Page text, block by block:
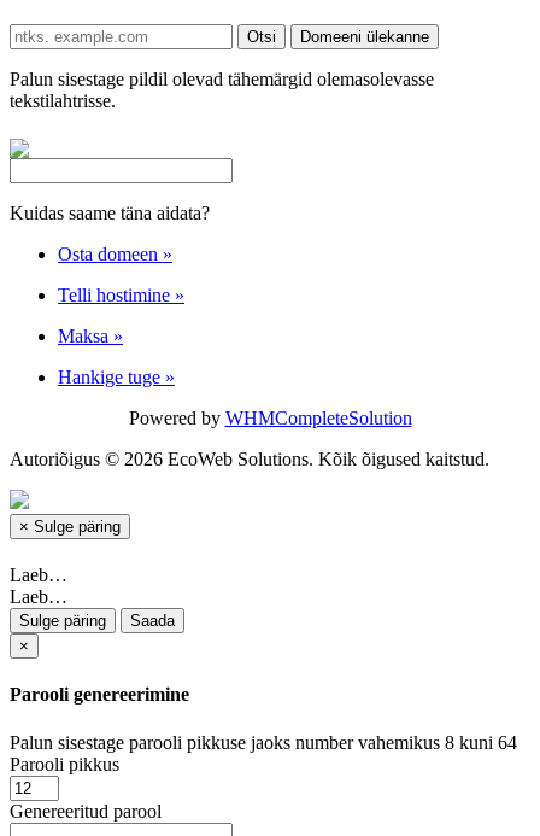
Palun sisestage pildil olevad tähemärgid olemasolevasse
tekstilahtrisse.
Kuidas saame täna aidata?
Osta domeen »
Telli hostimine »
Maksa »
Hankige tuge »
Powered by WHMCompleteSolution
Autoriõigus © 2026 EcoWeb Solutions. Kõik õigused kaitstud.
× Sulge päring
Laeb…
Laeb…
Sulge päring
Saada
×
Parooli genereerimine
Palun sisestage parooli pikkuse jaoks number vahemikus 8 kuni 64
Parooli pikkus
Genereeritud parool